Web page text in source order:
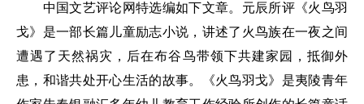
中国文艺评论网特选编如下文章。元辰所评《火鸟羽
戈》是一部长篇儿童励志小说，讲述了火鸟族在一夜之间
遭遇了天然祸灾，后在布谷鸟带领下共建家园，抵御外
患，和谐共处开心生活的故事。《火鸟羽戈》是夷陵青年